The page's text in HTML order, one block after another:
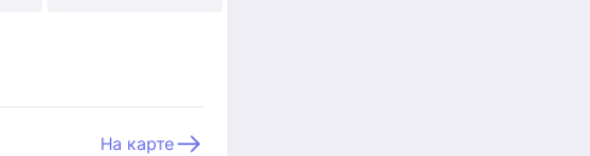
На карте